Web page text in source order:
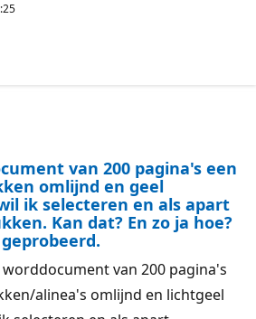
van 200 pagina's een
omlijnd en geel
ik selecteren en als apart
Kan dat? En zo ja hoe?
van 200 pagina's
alinea's omlijnd en lichtgeel